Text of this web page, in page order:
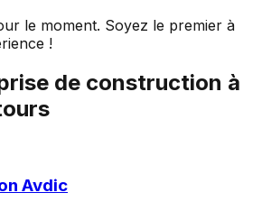
le moment. Soyez le premier à
!
de construction à
Avdic